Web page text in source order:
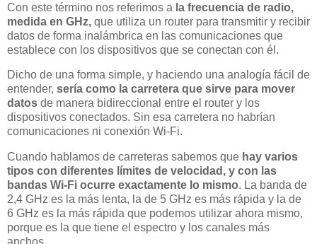
Con este término nos referimos a la frecuencia de radio,
medida en GHz, que utiliza un router para transmitir y recibir
datos de forma inalámbrica en las comunicaciones que
establece con los dispositivos que se conectan con él.
Dicho de una forma simple, y haciendo una analogía fácil de
entender, sería como la carretera que sirve para mover
datos de manera bidireccional entre el router y los
dispositivos conectados. Sin esa carretera no habrían
comunicaciones ni conexión Wi-Fi.
Cuando hablamos de carreteras sabemos que hay varios
tipos con diferentes límites de velocidad, y con las
bandas Wi-Fi ocurre exactamente lo mismo. La banda de
2,4 GHz es la más lenta, la de 5 GHz es más rápida y la de
6 GHz es la más rápida que podemos utilizar ahora mismo,
porque es la que tiene el espectro y los canales más